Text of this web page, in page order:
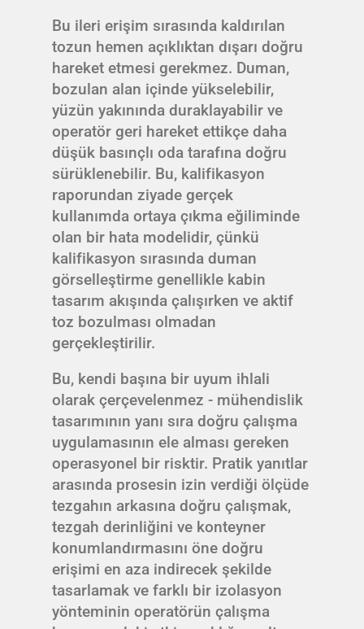
Bu ileri erişim sırasında kaldırılan
tozun hemen açıklıktan dışarı doğru
hareket etmesi gerekmez. Duman,
bozulan alan içinde yükselebilir,
yüzün yakınında duraklayabilir ve
operatör geri hareket ettikçe daha
düşük basınçlı oda tarafına doğru
sürüklenebilir. Bu, kalifikasyon
raporundan ziyade gerçek
kullanımda ortaya çıkma eğiliminde
olan bir hata modelidir, çünkü
kalifikasyon sırasında duman
görselleştirme genellikle kabin
tasarım akışında çalışırken ve aktif
toz bozulması olmadan
gerçekleştirilir.
Bu, kendi başına bir uyum ihlali
olarak çerçevelenmez - mühendislik
tasarımının yanı sıra doğru çalışma
uygulamasının ele alması gereken
operasyonel bir risktir. Pratik yanıtlar
arasında prosesin izin verdiği ölçüde
tezgahın arkasına doğru çalışmak,
tezgah derinliğini ve konteyner
konumlandırmasını öne doğru
erişimi en aza indirecek şekilde
tasarlamak ve farklı bir izolasyon
yönteminin operatörün çalışma